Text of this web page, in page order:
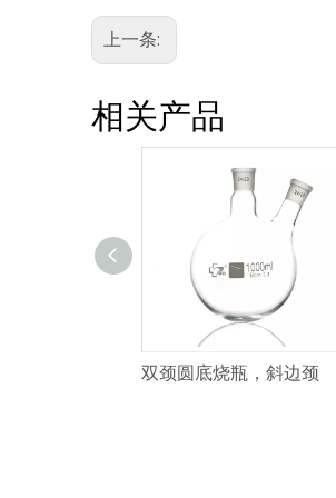
上一条:
相关产品
双颈圆底烧瓶，斜边颈